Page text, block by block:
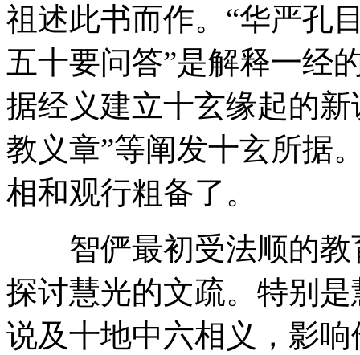
祖述此书而作。“华严孔
五十要问答”是解释一经
据经义建立十玄缘起的
教义章”等阐发十玄所据
相和观行粗备了。
智俨最初受法顺的教
探讨慧光的文疏。特别
说及十地中六相义，影